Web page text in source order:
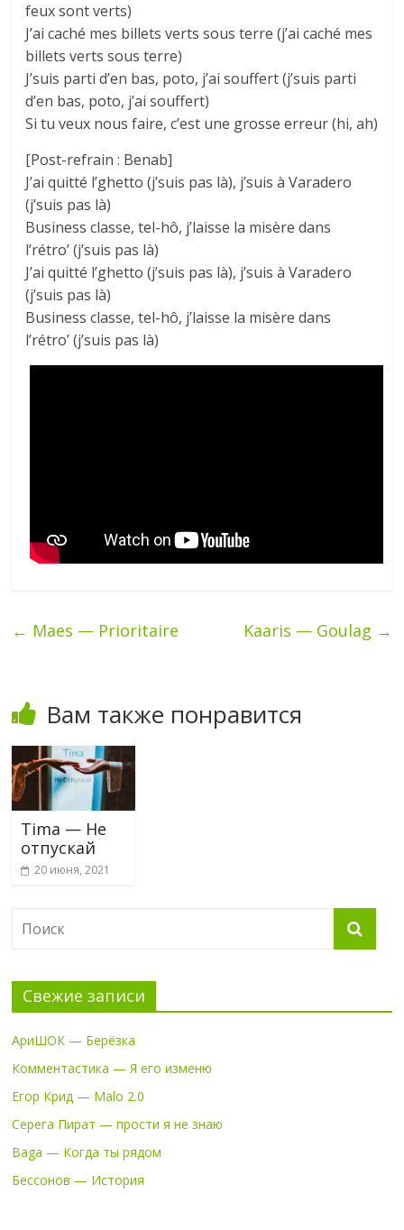
feux sont verts)
J’ai caché mes billets verts sous terre (j’ai caché mes
billets verts sous terre)
J’suis parti d’en bas, poto, j’ai souffert (j’suis parti
d’en bas, poto, j’ai souffert)
Si tu veux nous faire, c’est une grosse erreur (hi, ah)
[Post-refrain : Benab]
J’ai quitté l’ghetto (j’suis pas là), j’suis à Varadero
(j’suis pas là)
Business classe, tel-hô, j’laisse la misère dans
l’rétro’ (j’suis pas là)
J’ai quitté l’ghetto (j’suis pas là), j’suis à Varadero
(j’suis pas là)
Business classe, tel-hô, j’laisse la misère dans
l’rétro’ (j’suis pas là)
← Maes — Prioritaire Kaaris — Goulag →
Вам также понравится
Tima — Не
отпускай
20 июня, 2021
Свежие записи
АриШОК — Берёзка
Комментастика — Я его изменю
Егор Крид — Malo 2.0
Серега Пират — прости я не знаю
Baga — Когда ты рядом
Бессонов — История